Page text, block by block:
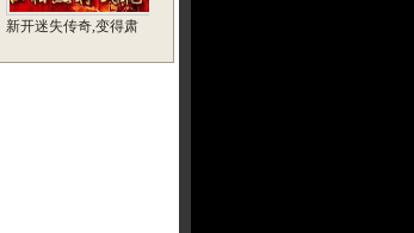
新开迷失传奇,变得肃